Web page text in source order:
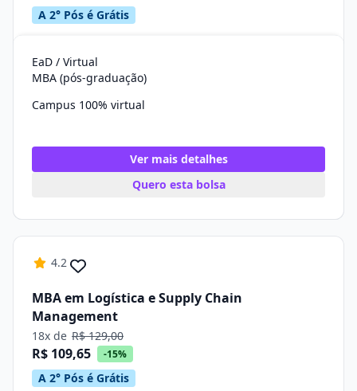
A 2° Pós é Grátis
EaD / Virtual
MBA (pós-graduação)
Campus 100% virtual
Ver mais detalhes
Quero esta bolsa
4.2
MBA em Logística e Supply Chain
Management
18x de R$ 129,00
R$ 109,65 -15%
A 2° Pós é Grátis